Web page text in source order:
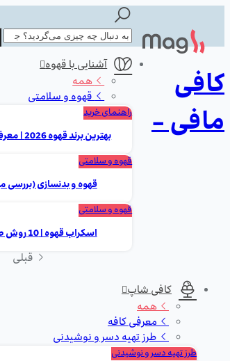
کافی
مافی -
آشنایی با قهوه
همه
قهوه و سلامتی
راهنمای خرید
بهترین برند قهوه 2026 | معرفی 20 مارک برتر ایرانی و خارجی
قهوه و سلامتی
قهوه و بدنسازی (بررسی
قهوه و سلامتی
اسکراب قهوه | 10 روش طرز تهیه + خواص و عوارض
قبلی
کافی شاپ
همه
معرفی کافه
طرز تهیه دسر و نوشیدنی
طرز تهیه دسر و نوشیدنی